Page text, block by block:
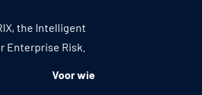
the Intelligent
Enterprise Risk.
Voor wie